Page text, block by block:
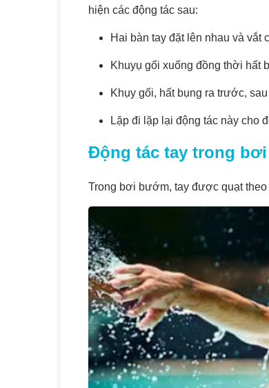
hiện các động tác sau:
Hai bàn tay đặt lên nhau và vắt
Khuyụ gối xuống đồng thời hất
Khụy gối, hất bụng ra trước,
Lặp đi lặp lại động tác này cho
Động tác tay trong
Trong bơi bướm, tay được quạt